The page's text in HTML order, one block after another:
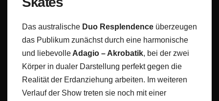
Das australische Duo Resplendence überzeugen
das Publikum zunächst durch eine harmonische
und liebevolle Adagio – Akrobatik, bei der zwei
Körper in dualer Darstellung perfekt gegen die
Realität der Erdanziehung arbeiten. Im weiteren
Verlauf der Show treten sie noch mit einer